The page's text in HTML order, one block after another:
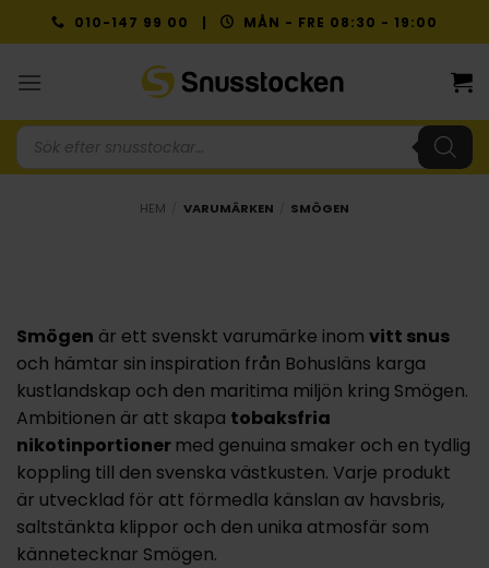
to
010-147 99 00 | MÅN - FRE 08:30 - 19:00
Produktsökning
HEM VARUMÄRKEN SMÖGEN
Smögen är ett svenskt varumärke inom vitt snus
och hämtar sin inspiration från Bohusläns karga
kustlandskap och den maritima miljön kring Smögen.
Ambitionen är att skapa tobaksfria
nikotinportioner med genuina smaker och en tydlig
koppling till den svenska västkusten. Varje produkt
är utvecklad för att förmedla känslan av havsbris,
saltstänkta klippor och den unika atmosfär som
kännetecknar Smögen.